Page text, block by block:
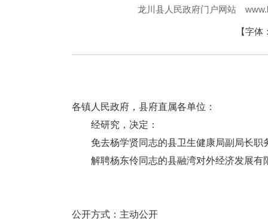
龙川县人民政府门户网站
【字体
各镇人民政府，县府直属各单位：
经研究，决定：
免去杨学贤同志的县卫生健康局副局长职
解聘杨东伶同志的县融湾对外经济发展有
公开方式：主动公开